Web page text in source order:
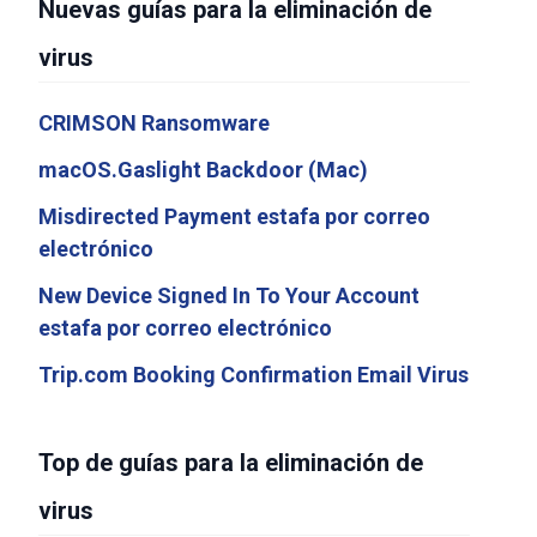
Nuevas guías para la eliminación de
virus
CRIMSON Ransomware
macOS.Gaslight Backdoor (Mac)
Misdirected Payment estafa por correo
electrónico
New Device Signed In To Your Account
estafa por correo electrónico
Trip.com Booking Confirmation Email Virus
Top de guías para la eliminación de
virus